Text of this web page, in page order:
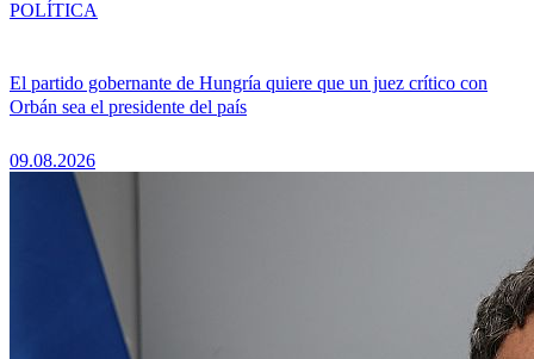
El partido gobernante de Hungría quiere que un juez crítico con
Orbán sea el presidente del país
09.08.2026
POLÍTICA